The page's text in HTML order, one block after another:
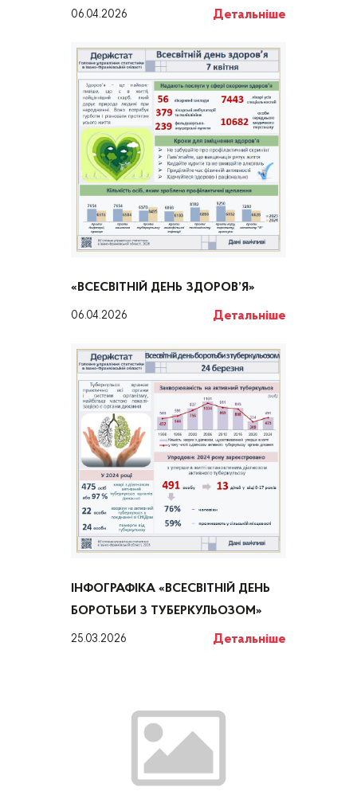
06.04.2026 Детальніше
«ВСЕСВІТНІЙ ДЕНЬ ЗДОРОВ’Я»
06.04.2026 Детальніше
ІНФОГРАФІКА «ВСЕСВІТНІЙ ДЕНЬ
БОРОТЬБИ З ТУБЕРКУЛЬОЗОМ»
25.03.2026 Детальніше